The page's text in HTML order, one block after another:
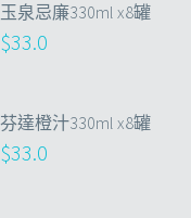
玉泉忌廉330ml x8罐
$33.0
芬達橙汁330ml x8罐
$33.0